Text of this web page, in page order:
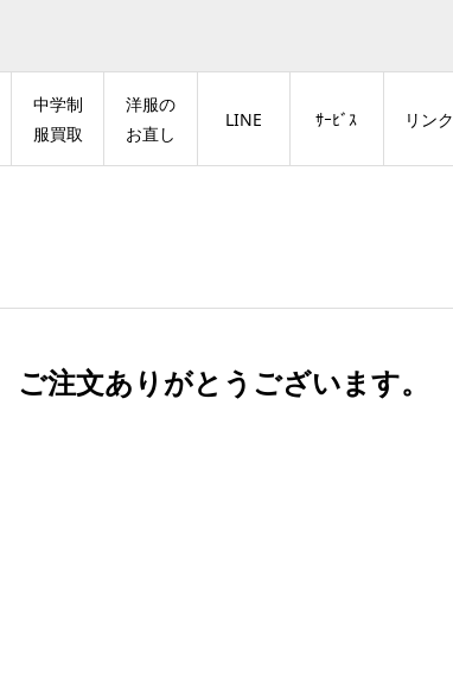
中学制
服買取
洋服の
お直し
LINE ｻｰﾋﾞｽ リンク
文ありがとうございます。